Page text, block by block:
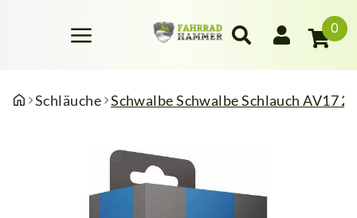
0
Schläuche Schwalbe Schwalbe Schlauch AV17